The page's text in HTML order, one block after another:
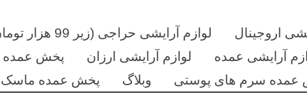
اروجینال لوازم آرایشی حراجی (زیر 99 هزار تومان)
آرایشی عمده لوازم آرایشی ارزان پخش عمده
عمده سرم های پوستی وبلاگ پخش عمده ماسک